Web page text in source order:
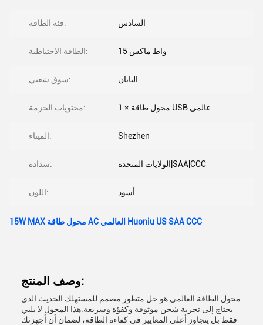
فئة الطاقة: السادس
الطاقة الاحتياطية: 15 واط ماكس
سوق شعبي: اليابان
محتويات الحزمة: 1 × محول طاقة USB عالمي
الميناء: Shezhen
سدادة: الولايات المتحدة|SAA|CCC
اللون: أسود
15W MAX محول طاقة AC العالمي Huoniu US SAA CCC
وصف المنتج:
محول الطاقة العالمي هو حل متطور مصمم للمستهلك الحديث الذي
يحتاج إلى تجربة شحن موثوقة وكفؤة وسريعة.هذا المحول لا يلبي
فقط بل يتجاوز أعلى المعايير في كفاءة الطاقة، لضمان أن أجهزتك